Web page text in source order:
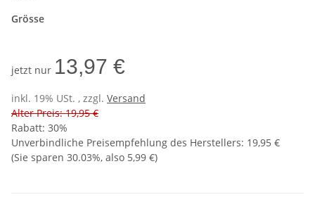
Grösse
jetzt nur 13,97 €
inkl. 19% USt. , zzgl. Versand
Alter Preis: 19,95 €
Rabatt: 30%
Unverbindliche Preisempfehlung des Herstellers: 19,95 €
(Sie sparen 30.03%, also 5,99 €)